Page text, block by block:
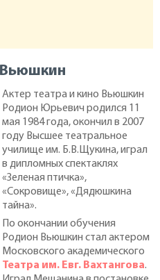
Актер театра и кино Вьюшкин
Родион Юрьевич родился 11
мая 1984 года, окончил в 2007
году Высшее театральное
училище им. Б.В.Щукина, играл
в дипломных спектаклях
«Зеленая птичка»,
«Сокровище», «Дядюшкина
тайна».
По окончании обучения
Родион Вьюшкин стал актером
Московского академического
Театра им. Евг. Вахтангова.